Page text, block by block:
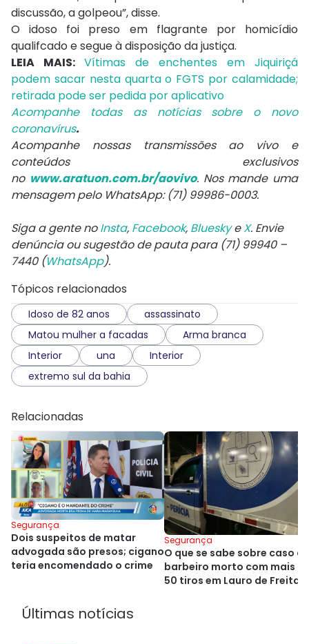
discussão, a golpeou”, disse.
O idoso foi preso em flagrante por homicídio
qualifcado e segue à disposição da justiça.
LEIA MAIS: Vítimas de enchentes em Jiquiriçá
podem sacar nesta quarta o FGTS por calamidade;
retirada pode ser pedida por aplicativo
Acompanhe todas as notícias sobre o novo
coronavírus.
‌Acompanhe nossas transmissões ao vivo e
conteúdos exclusivos
no www.aratuon.com.br/aovivo. Nos mande uma
mensagem pelo WhatsApp: (71) 99986-0003.
Siga a gente noInsta, Facebook, BlueskyeX. Envie
denúncia ou sugestão de pauta para (71) 99940 –
7440 (WhatsApp).
Tópicos relacionados
Idoso de 82 anos
assassinato
Matou mulher a facadas
Arma branca
Interior
una
Interior
extremo sul da bahia
Relacionadas
Segurança
Dois suspeitos de matar
advogada são presos; cigano
teria encomendado o crime
Segurança
O que se sabe sobre caso de
barbeiro morto com mais
50 tiros em Lauro de Freitas
Últimas notícias